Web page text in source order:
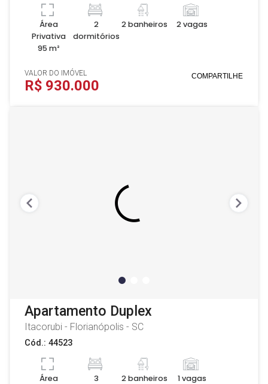
Área
Privativa
95 m²
2
dormitórios
2 banheiros 2 vagas
VALOR DO IMÓVEL
R$ 930.000
COMPARTILHE
Apartamento Duplex
Itacorubi - Florianópolis - SC
Cód.: 44523
Área
3
2 banheiros 1 vagas